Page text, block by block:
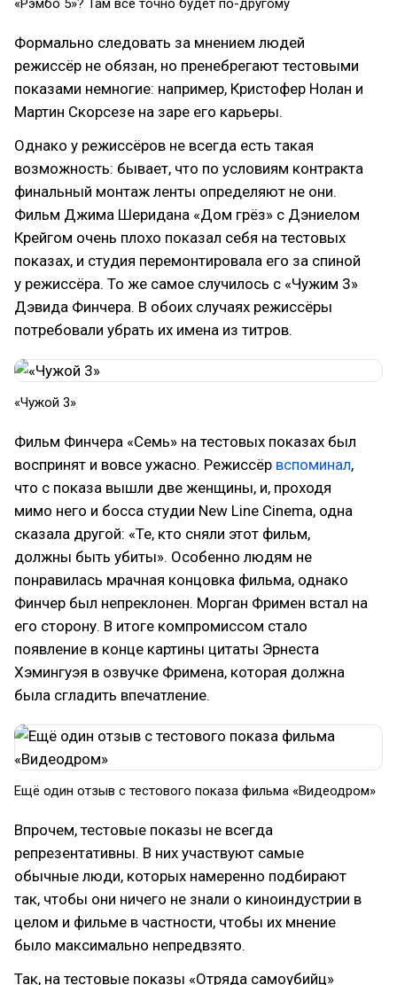
«Рэмбо 5»? Там все точно будет по-другому
Формально следовать за мнением людей
режиссёр не обязан, но пренебрегают тестовыми
показами немногие: например, Кристофер Нолан и
Мартин Скорсезе на заре его карьеры.
Однако у режиссёров не всегда есть такая
возможность: бывает, что по условиям контракта
финальный монтаж ленты определяют не они.
Фильм Джима Шеридана «Дом грёз» с Дэниелом
Крейгом очень плохо показал себя на тестовых
показах, и студия перемонтировала его за спиной
у режиссёра. То же самое случилось с «Чужим 3»
Дэвида Финчера. В обоих случаях режиссёры
потребовали убрать их имена из титров.
«Чужой 3»
Фильм Финчера «Семь» на тестовых показах был
воспринят и вовсе ужасно. Режиссёр вспоминал,
что с показа вышли две женщины, и, проходя
мимо него и босса студии New Line Cinema, одна
сказала другой: «Те, кто сняли этот фильм,
должны быть убиты». Особенно людям не
понравилась мрачная концовка фильма, однако
Финчер был непреклонен. Морган Фримен встал на
его сторону. В итоге компромиссом стало
появление в конце картины цитаты Эрнеста
Хэмингуэя в озвучке Фримена, которая должна
была сгладить впечатление.
Ещё один отзыв с тестового показа фильма «Видеодром»
Впрочем, тестовые показы не всегда
репрезентативны. В них участвуют самые
обычные люди, которых намеренно подбирают
так, чтобы они ничего не знали о киноиндустрии в
целом и фильме в частности, чтобы их мнение
было максимально непредвзято.
Так, на тестовые показы «Отряда самоубийц»